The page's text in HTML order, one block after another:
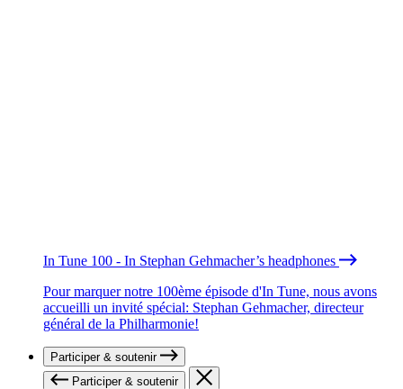
In Tune 100 - In Stephan Gehmacher’s headphones
Pour marquer notre 100ème épisode d'In Tune, nous avons
accueilli un invité spécial: Stephan Gehmacher, directeur
général de la Philharmonie!
Participer & soutenir
Participer & soutenir